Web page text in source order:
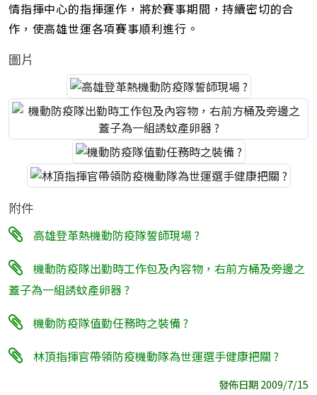
情指揮中心的指揮運作，將於賽事期間，持續密切的合
作，使高雄世運各項賽事順利進行。
圖片
附件
高雄登革熱機動防疫隊誓師現場 ?
機動防疫隊出勤時工作包及內容物，右前方桶及旁邊之
蓋子為一組誘蚊產卵器 ?
機動防疫隊值勤任務時之裝備 ?
林頂指揮官帶領防疫機動隊為世運選手健康把關 ?
發佈日期 2009/7/15